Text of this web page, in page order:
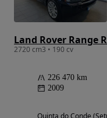
Land Rover Range
2720 cm3 • 190 cv
226 470 km
2009
Quinta do Conde